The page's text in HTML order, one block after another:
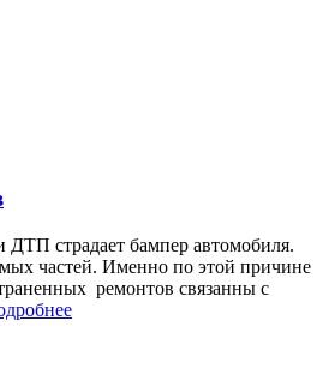
ДТП страдает бампер автомобиля.
частей. Именно по этой причине
ремонтов связанны с